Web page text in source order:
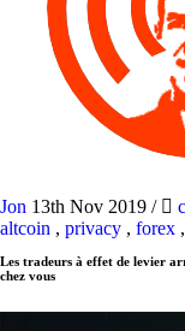
Jon 13th Nov 2019 /
altcoin , privacy , forex ,
Les tradeurs à effet de levier
chez vous